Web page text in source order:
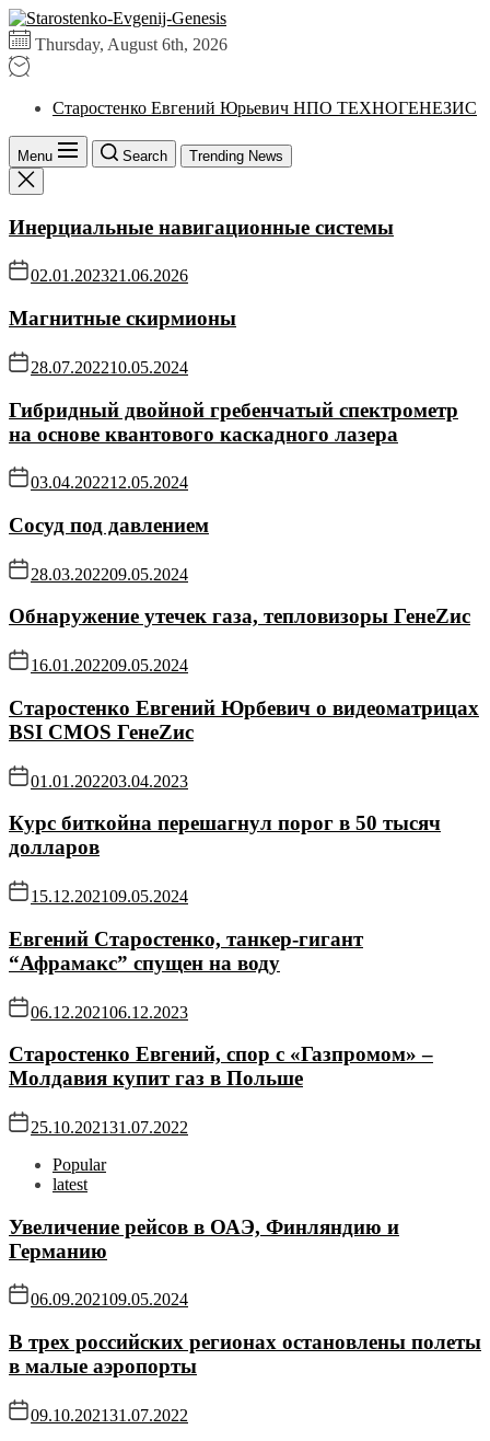
Skip
to
the
content
Умные
российские
технологии
Thursday, August 6th, 2026
Старостенко Евгений Юрьевич НПО ТЕХНОГЕНЕЗИС
Menu Search Trending News
Инерциальные навигационные системы
02.01.202321.06.2026
Магнитные скирмионы
28.07.202210.05.2024
Гибридный двойной гребенчатый спектрометр
на основе квантового каскадного лазера
03.04.202212.05.2024
Сосуд под давлением
28.03.202209.05.2024
Обнаружение утечек газа, тепловизоры ГенеZис
16.01.202209.05.2024
Старостенко Евгений Юрбевич о видеоматрицах
BSI CMOS ГенеZис
01.01.202203.04.2023
Курс биткойна перешагнул порог в 50 тысяч
долларов
15.12.202109.05.2024
Евгений Старостенко, танкер-гигант
“Афрамакс” спущен на воду
06.12.202106.12.2023
Старостенко Евгений, спор с «Газпромом» –
Молдавия купит газ в Польше
25.10.202131.07.2022
Popular
latest
Увеличение рейсов в ОАЭ, Финляндию и
Германию
06.09.202109.05.2024
В трех российских регионах остановлены полеты
в малые аэропорты
09.10.202131.07.2022